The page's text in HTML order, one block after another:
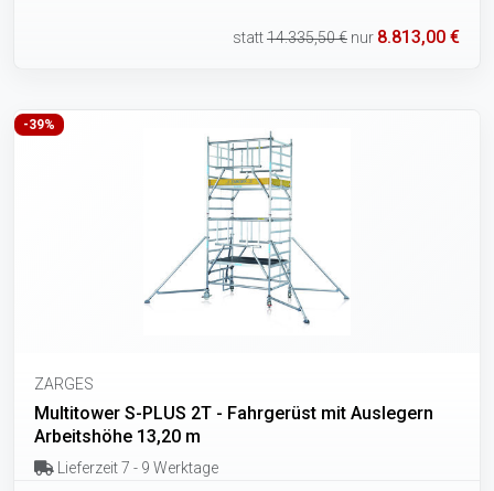
statt14.335,50 € nur 8.813,00 €
-39%
ZARGES
Multitower S-PLUS 2T - Fahrgerüst mit Auslegern
Arbeitshöhe 13,20 m
Lieferzeit 7 - 9 Werktage